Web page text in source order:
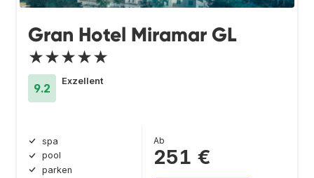
Gran Hotel Miramar GL
★★★★★
9.2
Exzellent
spa
pool
parken
Ab
251 €